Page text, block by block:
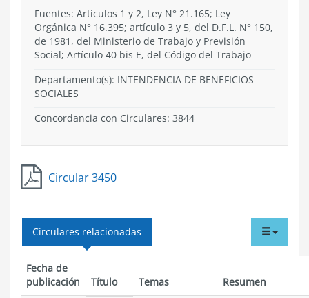
Fuentes: Artículos 1 y 2, Ley N° 21.165; Ley
Orgánica N° 16.395; artículo 3 y 5, del D.F.L. N° 150,
de 1981, del Ministerio de Trabajo y Previsión
Social; Artículo 40 bis E, del Código del Trabajo
Departamento(s): INTENDENCIA DE BENEFICIOS
SOCIALES
Concordancia con Circulares: 3844
Circular 3450
menu
Circulares relacionadas
Fecha de
publicación
Título Temas
Resumen